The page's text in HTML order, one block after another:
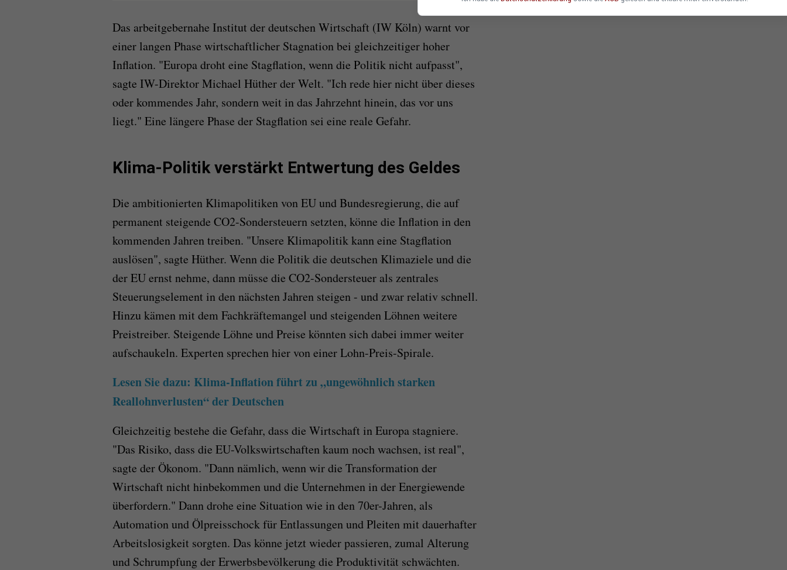
Das arbeitgebernahe Institut der deutschen Wirtschaft (IW Köln) warnt vor
einer langen Phase wirtschaftlicher Stagnation bei gleichzeitiger hoher
Inflation. "Europa droht eine Stagflation, wenn die Politik nicht aufpasst",
sagte IW-Direktor Michael Hüther der Welt. "Ich rede hier nicht über dieses
oder kommendes Jahr, sondern weit in das Jahrzehnt hinein, das vor uns
liegt." Eine längere Phase der Stagflation sei eine reale Gefahr.
Klima-Politik verstärkt Entwertung des Geldes
Die ambitionierten Klimapolitiken von EU und Bundesregierung, die auf
permanent steigende CO2-Sondersteuern setzten, könne die Inflation in den
kommenden Jahren treiben. "Unsere Klimapolitik kann eine Stagflation
auslösen", sagte Hüther. Wenn die Politik die deutschen Klimaziele und die
der EU ernst nehme, dann müsse die CO2-Sondersteuer als zentrales
Steuerungselement in den nächsten Jahren steigen - und zwar relativ schnell.
Hinzu kämen mit dem Fachkräftemangel und steigenden Löhnen weitere
Preistreiber. Steigende Löhne und Preise könnten sich dabei immer weiter
aufschaukeln. Experten sprechen hier von einer Lohn-Preis-Spirale.
Lesen Sie dazu: Klima-Inflation führt zu „ungewöhnlich starken
Reallohnverlusten“ der Deutschen
Gleichzeitig bestehe die Gefahr, dass die Wirtschaft in Europa stagniere.
"Das Risiko, dass die EU-Volkswirtschaften kaum noch wachsen, ist real",
sagte der Ökonom. "Dann nämlich, wenn wir die Transformation der
Wirtschaft nicht hinbekommen und die Unternehmen in der Energiewende
überfordern." Dann drohe eine Situation wie in den 70er-Jahren, als
Automation und Ölpreisschock für Entlassungen und Pleiten mit dauerhafter
Arbeitslosigkeit sorgten. Das könne jetzt wieder passieren, zumal Alterung
und Schrumpfung der Erwerbsbevölkerung die Produktivität schwächten.